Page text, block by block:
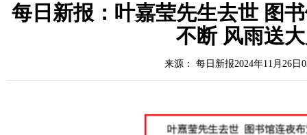
每日新报：叶嘉莹先生去世 图
不断 风雨送
来源： 每日新报2024年11月26日